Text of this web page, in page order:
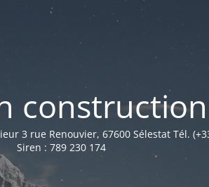
construction
rue Renouvier, 67600 Sélestat Tél.
Siren : 789 230 174